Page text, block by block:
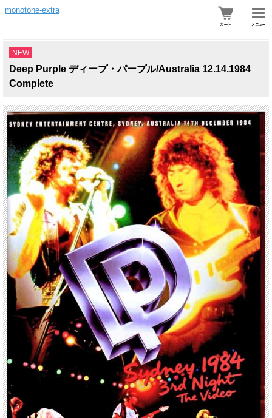
monotone-extra
NEW
Deep Purple ディープ・パープル/Australia 12.14.1984
Complete